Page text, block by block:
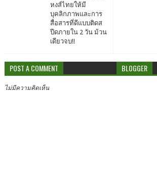
หงส์ไทยให้มี
บุคลิกภาพและการ
สื่อสารที่ดีแบบติดส
ปีดภายใน 2 วัน ม้วน
เดียวจบ!!
POST A COMMENT BLOGGER
ไม่มีความคิดเห็น